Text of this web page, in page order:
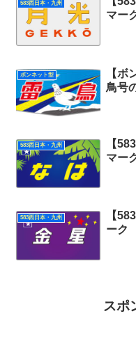
583西日本・九州
マー
ボンネット型
【ボ
鳥号
583西日本・九州
【
マー
583西日本・九州
【
ーク
スポ